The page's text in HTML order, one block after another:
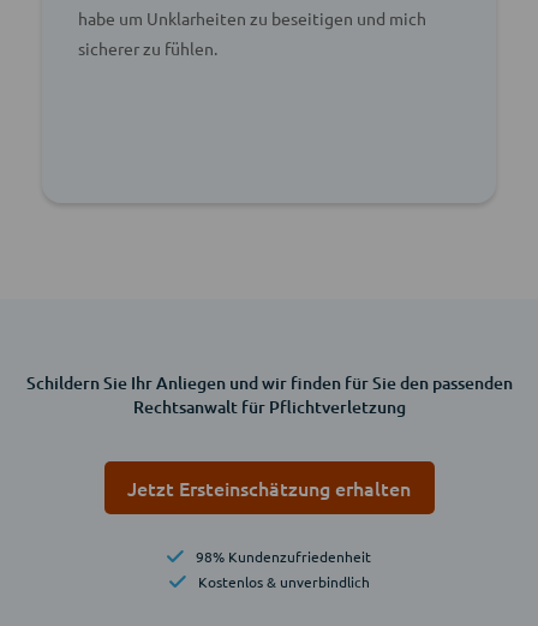
habe um Unklarheiten zu beseitigen und mich
sicherer zu fühlen.
Schildern Sie Ihr Anliegen und wir finden für Sie den passenden
Rechtsanwalt für Pflichtverletzung
Jetzt Ersteinschätzung erhalten
98% Kundenzufriedenheit
Kostenlos & unverbindlich